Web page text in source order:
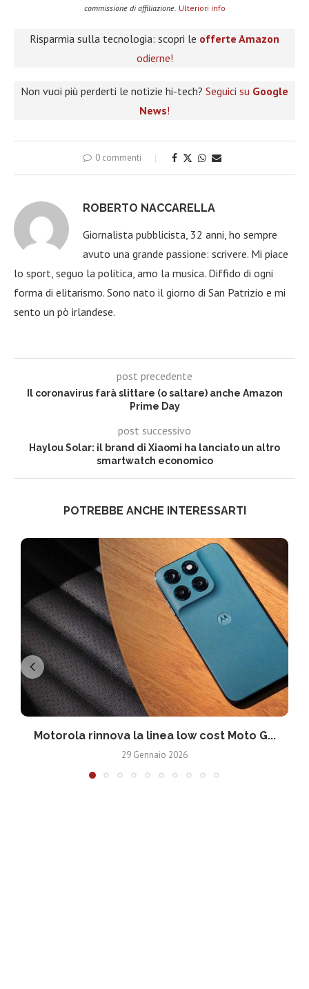
commissione di affiliazione. Ulteriori info
Risparmia sulla tecnologia: scopri le offerte Amazon
odierne!
Non vuoi più perderti le notizie hi-tech? Seguici su Google
News!
0 commenti
ROBERTO NACCARELLA
Giornalista pubblicista, 32 anni, ho sempre
avuto una grande passione: scrivere. Mi piace
lo sport, seguo la politica, amo la musica. Diffido di ogni
forma di elitarismo. Sono nato il giorno di San Patrizio e mi
sento un pò irlandese.
post precedente
Il coronavirus farà slittare (o saltare) anche Amazon
Prime Day
post successivo
Haylou Solar: il brand di Xiaomi ha lanciato un altro
smartwatch economico
POTREBBE ANCHE INTERESSARTI
Motorola rinnova la linea low cost Moto G...
29 Gennaio 2026